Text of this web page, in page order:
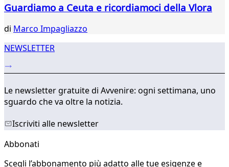
Guardiamo a Ceuta e ricordiamoci della Vlora
di Marco Impagliazzo
NEWSLETTER
Le newsletter gratuite di Avvenire: ogni settimana, uno
sguardo che va oltre la notizia.
Iscriviti alle newsletter
Abbonati
Scegli l’abbonamento più adatto alle tue esigenze e